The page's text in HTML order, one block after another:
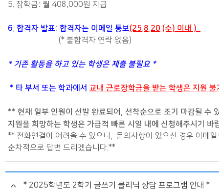
5. 장학금: 월 408,000원 지급
6. 합격자 발표: 합격자는 이메일 통보(25.8.20.(수) 이내 )
(* 불합격자 연락 없음)
* 기존 활동을 하고 있는 학생은 제출 불필요 *
* 타 부서 또는 학과에서교내 근로장학금을 받는 학생은 지원 불
** 현재 일부 인원이 선발 완료되어, 선착순으로 조기 마감될 수
지원을 희망하는 학생은 가급적 빠른 시일 내에 신청해주시기 바
** 전화연결이 어려울 수 있으니, 문의사항이 있으신 경우 이메
순차적으로 답변 드리겠습니다.**
* 2025학년도 2학기 글쓰기 클리닉 상담 프로그램 안내 *